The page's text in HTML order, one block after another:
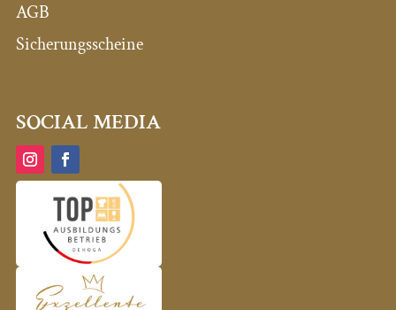
AGB
Sicherungsscheine
SOCIAL MEDIA